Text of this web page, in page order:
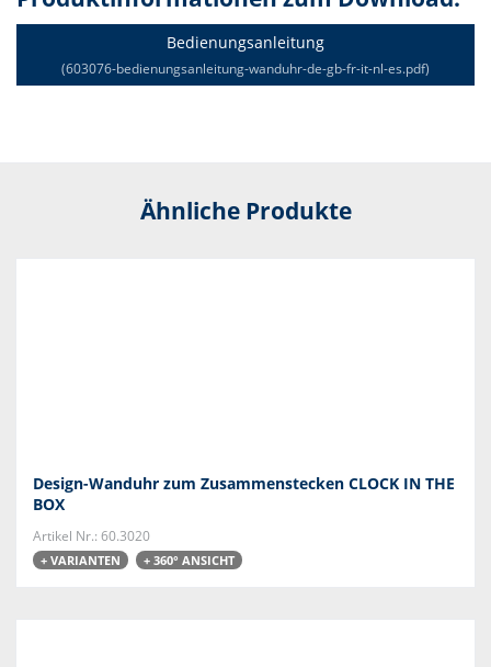
Bedienungsanleitung
(603076-bedienungsanleitung-wanduhr-de-gb-fr-it-nl-es.pdf)
Ähnliche Produkte
Design-Wanduhr zum Zusammenstecken CLOCK IN THE
BOX
Artikel Nr.: 60.3020
+ VARIANTEN + 360° ANSICHT